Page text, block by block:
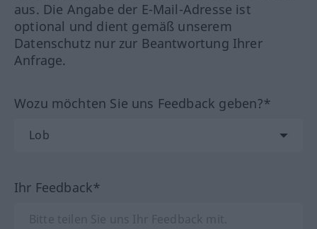
aus. Die Angabe der E-Mail-Adresse ist
optional und dient gemäß unserem
Datenschutz nur zur Beantwortung Ihrer
Anfrage.
Wozu möchten Sie uns Feedback geben?*
Ihr Feedback*